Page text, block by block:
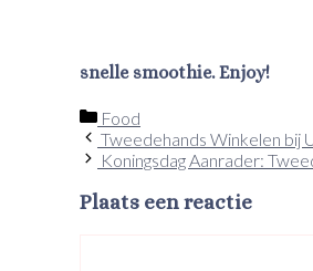
snelle smoothie. Enjoy!
Categorieën
Food
Tweedehands Winkelen bij
Koningsdag Aanrader:
Plaats een reactie